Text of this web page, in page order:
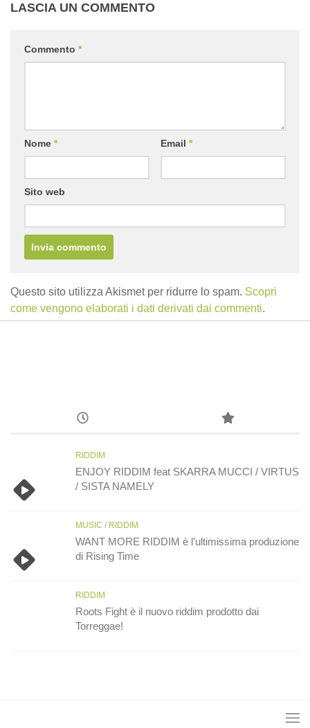
LASCIA UN COMMENTO
Commento *
Nome * Email *
Sito web
Questo sito utilizza Akismet per ridurre lo spam. Scopri
come vengono elaborati i dati derivati dai commenti.
RIDDIM
ENJOY RIDDIM feat SKARRA MUCCI / VIRTUS
/ SISTA NAMELY
MUSIC / RIDDIM
WANT MORE RIDDIM è l’ultimissima produzione
di Rising Time
RIDDIM
Roots Fight è il nuovo riddim prodotto dai
Torreggae!